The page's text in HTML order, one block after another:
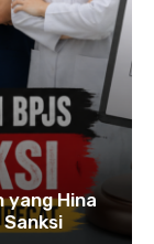
yang Hina